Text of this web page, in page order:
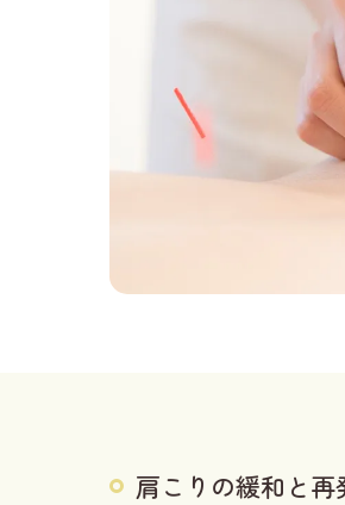
肩こりの緩和と再